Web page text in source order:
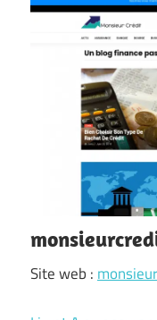
Site web :